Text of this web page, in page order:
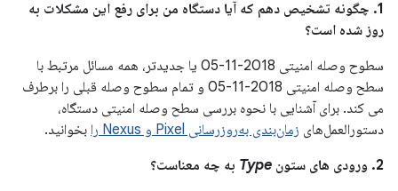
1. چگونه تشخیص دهم که آیا دستگاه من برای رفع این مشکلات به
روز شده است؟
سطوح وصله امنیتی 2018-11-05 یا جدیدتر، همه مسائل مرتبط با
سطح وصله امنیتی 2018-11-05 و تمام سطوح وصله قبلی را برطرف
می کند. برای آشنایی با نحوه بررسی سطح وصله امنیتی دستگاه،
دستورالعمل‌های زمان‌بندی به‌روزرسانی Pixel و Nexus را
بخوانید.
2. ورودی های ستون
Type به چه معناست؟